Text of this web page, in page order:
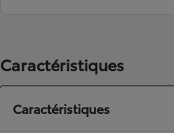
Caractéristiques
Caractéristiques